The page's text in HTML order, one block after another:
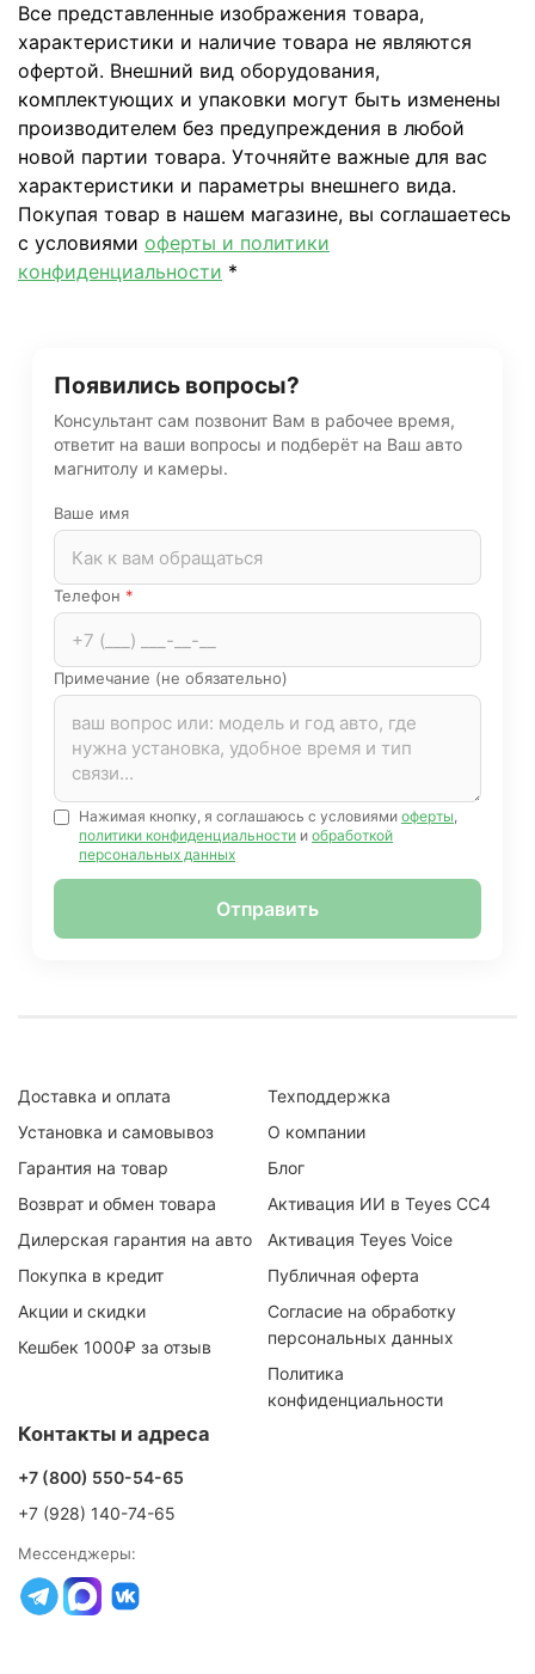
Все представленные изображения товара,
характеристики и наличие товара не являются
офертой. Внешний вид оборудования,
комплектующих и упаковки могут быть изменены
производителем без предупреждения в любой
новой партии товара. Уточняйте важные для вас
характеристики и параметры внешнего вида.
Покупая товар в нашем магазине, вы соглашаетесь
с условиями оферты и политики
конфиденциальности *
Появились вопросы?
Консультант сам позвонит Вам в рабочее время,
ответит на ваши вопросы и подберёт на Ваш авто
магнитолу и камеры.
Ваше имя
Телефон *
Примечание (не обязательно)
Нажимая кнопку, я соглашаюсь с условиями оферты,
политики конфиденциальности и обработкой
персональных данных
Отправить
Доставка и оплата
Установка и самовывоз
Гарантия на товар
Возврат и обмен товара
Дилерская гарантия на авто
Покупка в кредит
Акции и скидки
Кешбек 1000₽ за отзыв
Техподдержка
О компании
Блог
Активация ИИ в Teyes CC4
Активация Teyes Voice
Публичная оферта
Согласие на обработку
персональных данных
Политика
конфиденциальности
Контакты и адреса
+7 (800) 550-54-65
+7 (928) 140-74-65
Мессенджеры: